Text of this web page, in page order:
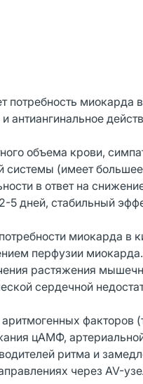
потребность
антиангинальное
объема крови,
системы (имеет
в ответ на
5 дней, стабильный
миокарда в
перфузии
растяжения
сердечной
факторов
цАМФ,
ритма и
через AV-